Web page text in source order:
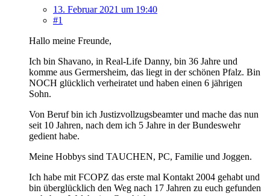
13. Februar 2021 um 19:40
#1
Hallo meine Freunde,
Ich bin Shavano, in Real-Life Danny, bin 36 Jahre und
komme aus Germersheim, das liegt in der schönen Pfalz. Bin
NOCH glücklich verheiratet und haben einen 6 jährigen
Sohn.
Von Beruf bin ich Justizvollzugsbeamter und mache das nun
seit 10 Jahren, nach dem ich 5 Jahre in der Bundeswehr
gedient habe.
Meine Hobbys sind TAUCHEN, PC, Familie und Joggen.
Ich habe mit FCOPZ das erste mal Kontakt 2004 gehabt und
bin überglücklich den Weg nach 17 Jahren zu euch gefunden